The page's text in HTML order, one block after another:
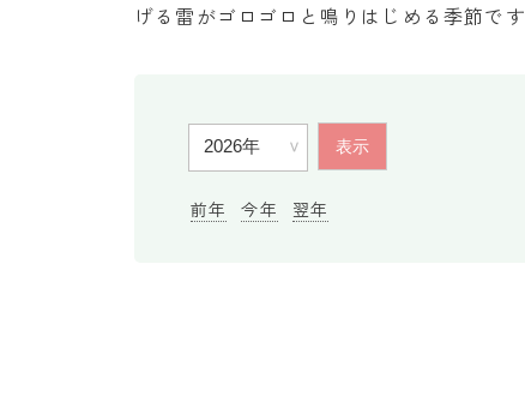
げる雷がゴロゴロと鳴りはじめる季節で
前年 今年 翌年